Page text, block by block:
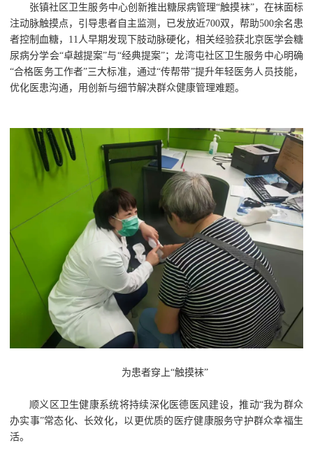
张镇社区卫生服务中心创新推出糖尿病管理“触摸袜”，在袜面标
注动脉触摸点，引导患者自主监测，已发放近700双，帮助500余名患
者控制血糖，11人早期发现下肢动脉硬化，相关经验获北京医学会糖
尿病分学会“卓越提案”与“经典提案”；龙湾屯社区卫生服务中心明确
“合格医务工作者”三大标准，通过“传帮带”提升年轻医务人员技能，
优化医患沟通，用创新与细节解决群众健康管理难题。
为患者穿上“触摸袜”
顺义区卫生健康系统将持续深化医德医风建设，推动“我为群众
办实事”常态化、长效化，以更优质的医疗健康服务守护群众幸福生
活。